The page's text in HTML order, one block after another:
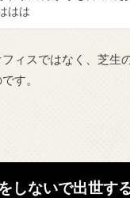
はは
ィスではなく、芝生
す。
しないで出世す